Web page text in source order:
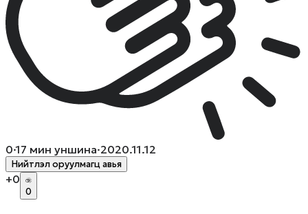
0·17 мин уншина·2020.11.12
Нийтлэл оруулмагц авья
+0
0